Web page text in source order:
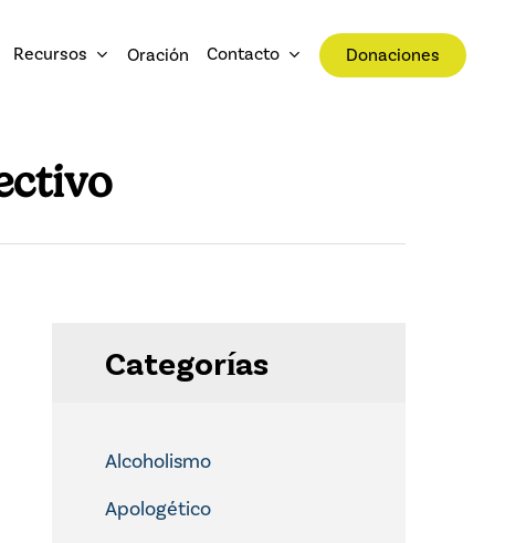
Recursos Oración Contacto Donaciones
Categorías
Alcoholismo
Apologético